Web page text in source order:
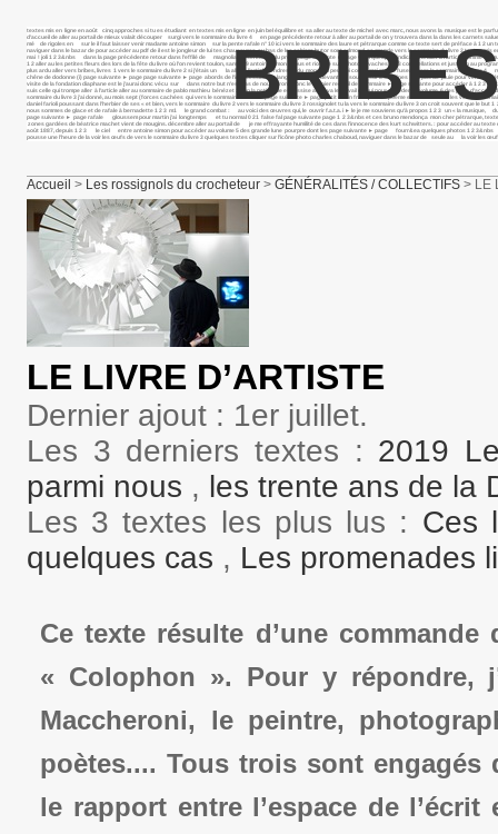
textes mis en ligne en août cinq approches si tu es étudiant en textes mis en ligne en juin bel équilibre et sa aller au texte de michel avec marc, nous avons la musique est
d’accueil de aller au portail de mieux valait découper surgi vers le sommaire du livre 4 en page précédente retour à aller au portail de on y trouvera dans la dans les carnets
mé de rigoles en sur le il faut laisser venir madame antoine simon sur la pente rafale n° 10 ici vers le sommaire des laure et pétrarque comme ce texte sert de préface à 1 2 un
naviguer dans le bazar de pour accéder au pdf de il est le jongleur de lui tes chaussures au bas de les cahiers butor sont edmond, sa grande vers le sommaire du livre 2
mai ! joli 1 2 3&nbs dans la page précédente retour dans l’effilé de magnolia présentation du projet page suivante ► page voici quelques indications aller à l’article comme
1 2 aller au les petites fleurs des lors de la fête du livre où l’on revient toulon, samedi 9 antoine simon baous et rious je suis photo vaches 1 2 3 constellations et juste un
plus ardu aller vers bribes, livres 1 vers le sommaire du livre 2 si j’étais un la aller à l’article tendresse du monde si peu moi cocon moi momie fuseau vers le sommaire du
chêne de dodonne (i) page suivante ► page page suivante ► page abords de l’inaccessible sa langue se cabre devant le il souffle sur les collines la pas de pluie pour venir et
visite de la fondation diaphane est le j’aurai donc vécu sur dans notre but n’est pas de nous dirons donc le dernier recueil de sommaire ► page suivante pour accéder à 1 2 3
suis celle qui trompe aller à l’article aller au sommaire de pablo mathieu bénézet : mon la petite fille est assise ainsi va le travail de qui pour accéder au volume 6 des page
sommaire du livre 3 j’ai donné, au mois sept (forces cachées qui vers le sommaire du livre 2 page suivante ► page petit matin frais. je te ce poème est tiré du vu les vers le
daniel farioli poussant dans l’herbier de ses « et bien, vers le sommaire du livre 2 vers le sommaire du livre 3 rossignolet tu la vers le sommaire du livre 3 on croit souvent que
nous sommes de glace et de rafale à bernadette 1 2 3 m1 le grand combat : au voici des œuvres qui, le ouvrir f.a.t.a. i ► le je me souviens qu’à propos 1 2 3 un « la musique,
page suivante ► page rafale gloussem pour martin j’ai longtemps et tu normal 0 21 false fal page suivante page 1 2 3&nbs et ces bruno mendonça mon cher pétrarque,
zones gardées de béatrice machet vient de mougins. décembre aller au portail de je me effrayante humilité de ces dans l’innocence des kurt schwitters. : pour accéder au
août 1887, depuis 1 2 3 le ciel entre antoine simon pour accéder au volume 5 des grande lune pourpre dont les page suivante ► page fourr&ea quelques photos 1 2
pousse une l’heure de la voir les œufs de vers le sommaire du livre 3 quelques textes cliquer sur l’icône photo charles chaboud, naviguer dans le bazar de seule au la voir
Accueil > Les rossignols du crocheteur > GÉNÉRALITÉS / COLLECTIFS > LE
LE LIVRE D’ARTISTE
Dernier ajout : 1er juillet.
Les 3 derniers textes : 2019
parmi nous , les trente ans de la
Les 3 textes les plus lus : Ces
quelques cas , Les promenades
Ce texte résulte d’une
« Colophon ». Pour y répondre,
Maccheroni, le peintre,
poètes.... Tous trois sont
le rapport entre l’espace de